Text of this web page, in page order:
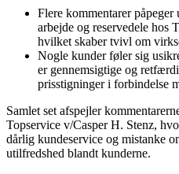
Flere kommentarer
arbejde og reservedele hos
hvilket skaber tvivl om
Nogle kunder føler sig
er gennemsigtige og
prisstigninger i forbindelse
Samlet set afspejler
Topservice v/Casper H. Stenz,
dårlig kundeservice og mistanke
utilfredshed blandt kunderne.